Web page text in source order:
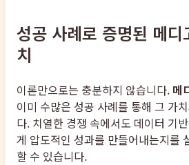
성공 사례로 증명된 메
치
이론만으로는 충분하지 않습니다. 메
이미 수많은 성공 사례를 통해 그 가
다. 치열한 경쟁 속에서도 데이터 기
게 압도적인 성과를 만들어내는지를
할 수 있습니다.